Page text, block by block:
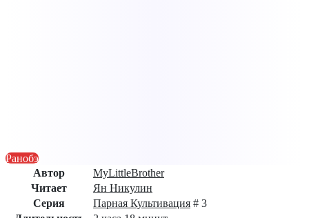
Ранобэ
Автор
MyLittleBrother
Читает
Ян Никулин
Серия
Парная Культивация # 3